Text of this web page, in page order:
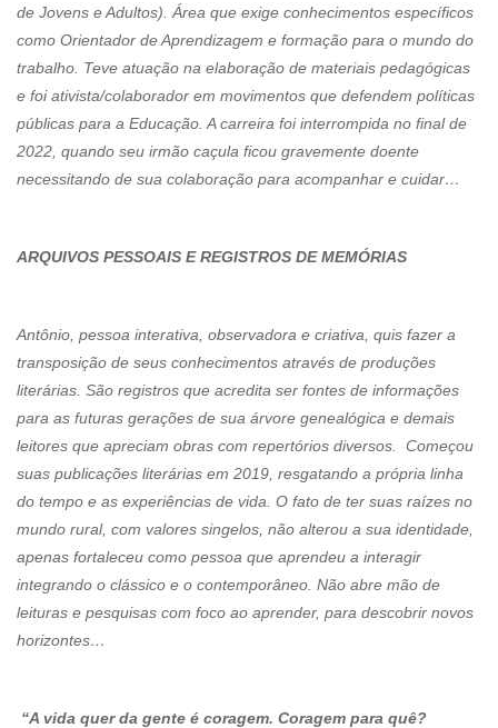
de Jovens e Adultos). Área que exige conhecimentos específicos
como Orientador de Aprendizagem e formação para o mundo do
trabalho. Teve atuação na elaboração de materiais pedagógicas
e foi ativista/colaborador em movimentos que defendem políticas
públicas para a Educação. A carreira foi interrompida no final de
2022, quando seu irmão caçula ficou gravemente doente
necessitando de sua colaboração para acompanhar e cuidar…
ARQUIVOS PESSOAIS E REGISTROS DE MEMÓRIAS
Antônio, pessoa interativa, observadora e criativa, quis fazer a
transposição de seus conhecimentos através de produções
literárias. São registros que acredita ser fontes de informações
para as futuras gerações de sua árvore genealógica e demais
leitores que apreciam obras com repertórios diversos. Começou
suas publicações literárias em 2019, resgatando a própria linha
do tempo e as experiências de vida. O fato de ter suas raízes no
mundo rural, com valores singelos, não alterou a sua identidade,
apenas fortaleceu como pessoa que aprendeu a interagir
integrando o clássico e o contemporâneo. Não abre mão de
leituras e pesquisas com foco ao aprender, para descobrir novos
horizontes…
“A vida quer da gente é coragem. Coragem para quê?